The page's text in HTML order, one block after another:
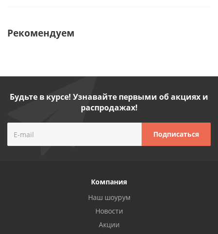
Рекомендуем
Будьте в курсе! Узнавайте первыми об акциях и
распродажах!
Компания
Наш шоурум
Новости
Акции